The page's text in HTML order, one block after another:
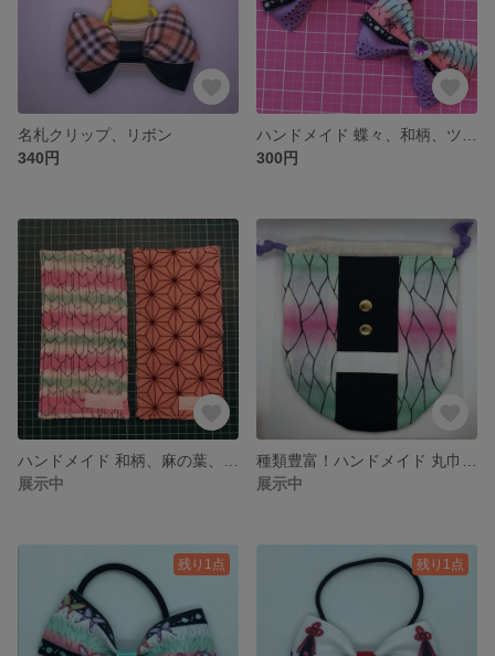
名札クリップ、リボン
340円
300円
展示中
展示中
残り1点 残り1点